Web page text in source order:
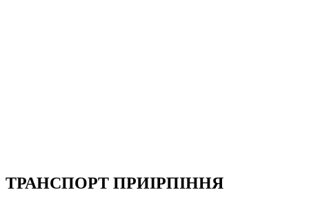
ТРАНСПОРТ ПРИІРПІННЯ